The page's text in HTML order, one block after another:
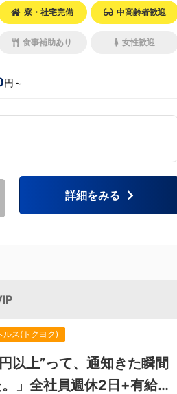
寮・社宅完備 中高齢者歓迎
食事補助あり 女性歓迎
円～
詳細をみる
ルス(トクヨク)
以上”って、通知きた瞬間
」全社員週休2日+有給休